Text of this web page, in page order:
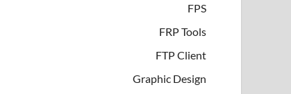
FPS
FRP Tools
FTP Client
Graphic Design